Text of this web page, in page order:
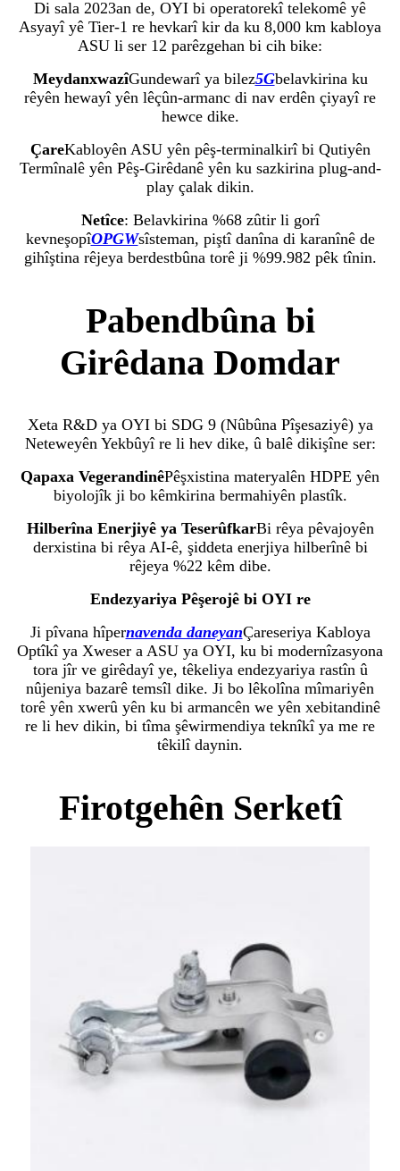
Di sala 2023an de, OYI bi operatorekî telekomê yê
Asyayî yê Tier-1 re hevkarî kir da ku 8,000 km kabloya
ASU li ser 12 parêzgehan bi cih bike:
MeydanxwazîGundewarî ya bilez5Gbelavkirina ku
rêyên hewayî yên lêçûn-armanc di nav erdên çiyayî re
hewce dike.
ÇareKabloyên ASU yên pêş-terminalkirî bi Qutiyên
Termînalê yên Pêş-Girêdanê yên ku sazkirina plug-and-
play çalak dikin.
Netîce: Belavkirina %68 zûtir li gorî
kevneşopîOPGWsîsteman, piştî danîna di karanînê de
gihîştina rêjeya berdestbûna torê ji %99.982 pêk tînin.
Pabendbûna bi
Girêdana Domdar
Xeta R&D ya OYI bi SDG 9 (Nûbûna Pîşesaziyê) ya
Neteweyên Yekbûyî re li hev dike, û balê dikişîne ser:
Qapaxa VegerandinêPêşxistina materyalên HDPE yên
biyolojîk ji bo kêmkirina bermahiyên plastîk.
Hilberîna Enerjiyê ya TeserûfkarBi rêya pêvajoyên
derxistina bi rêya AI-ê, şiddeta enerjiya hilberînê bi
rêjeya %22 kêm dibe.
Endezyariya Pêşerojê bi OYI re
Ji pîvana hîpernavenda daneyanÇareseriya Kabloya
Optîkî ya Xweser a ASU ya OYI, ku bi modernîzasyona
tora jîr ve girêdayî ye, têkeliya endezyariya rastîn û
nûjeniya bazarê temsîl dike. Ji bo lêkolîna mîmariyên
torê yên xwerû yên ku bi armancên we yên xebitandinê
re li hev dikin, bi tîma şêwirmendiya teknîkî ya me re
têkilî daynin.
Firotgehên Serketî